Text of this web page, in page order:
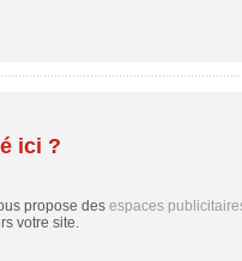
ici ?
propose des espaces
votre site.